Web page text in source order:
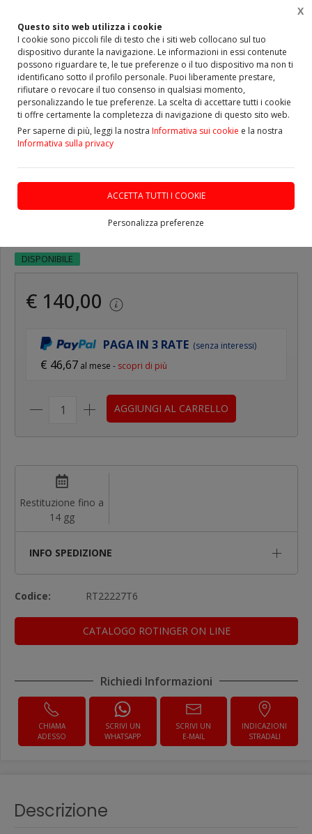
Questo sito web utilizza i cookie
I cookie sono piccoli file di testo che i siti web collocano sul tuo
dispositivo durante la navigazione. Le informazioni in essi contenute
possono riguardare te, le tue preferenze o il tuo dispositivo ma non ti
identificano sotto il profilo personale. Puoi liberamente prestare,
rifiutare o revocare il tuo consenso in qualsiasi momento,
personalizzando le tue preferenze. La scelta di accettare tutti i cookie
ti offre certamente la completezza di navigazione di questo sito web.
Per saperne di più, leggi la nostra Informativa sui cookie e la nostra
Informativa sulla privacy
ACCETTA TUTTI I COOKIE
Personalizza preferenze
X
Home Vetrina DISCHI e PASTIGLIE freno SPORTIVI
ULTIMO PEZZO
Dischi Freno BAFFATI
ROTINGER T6 ANTERIORI FIAT
Tipo
DISPONIBILE
€ 140,00
PAGA IN 3 RATE (senza interessi)
€ 46,67 al mese - scopri di più
AGGIUNGI AL CARRELLO
Restituzione fino a
14 gg
INFO SPEDIZIONE
Codice: RT22227T6
CATALOGO ROTINGER ON LINE
Richiedi Informazioni
CHIAMA
ADESSO
SCRIVI UN
WHATSAPP
SCRIVI UN
E-MAIL
INDICAZIONI
STRADALI
Descrizione